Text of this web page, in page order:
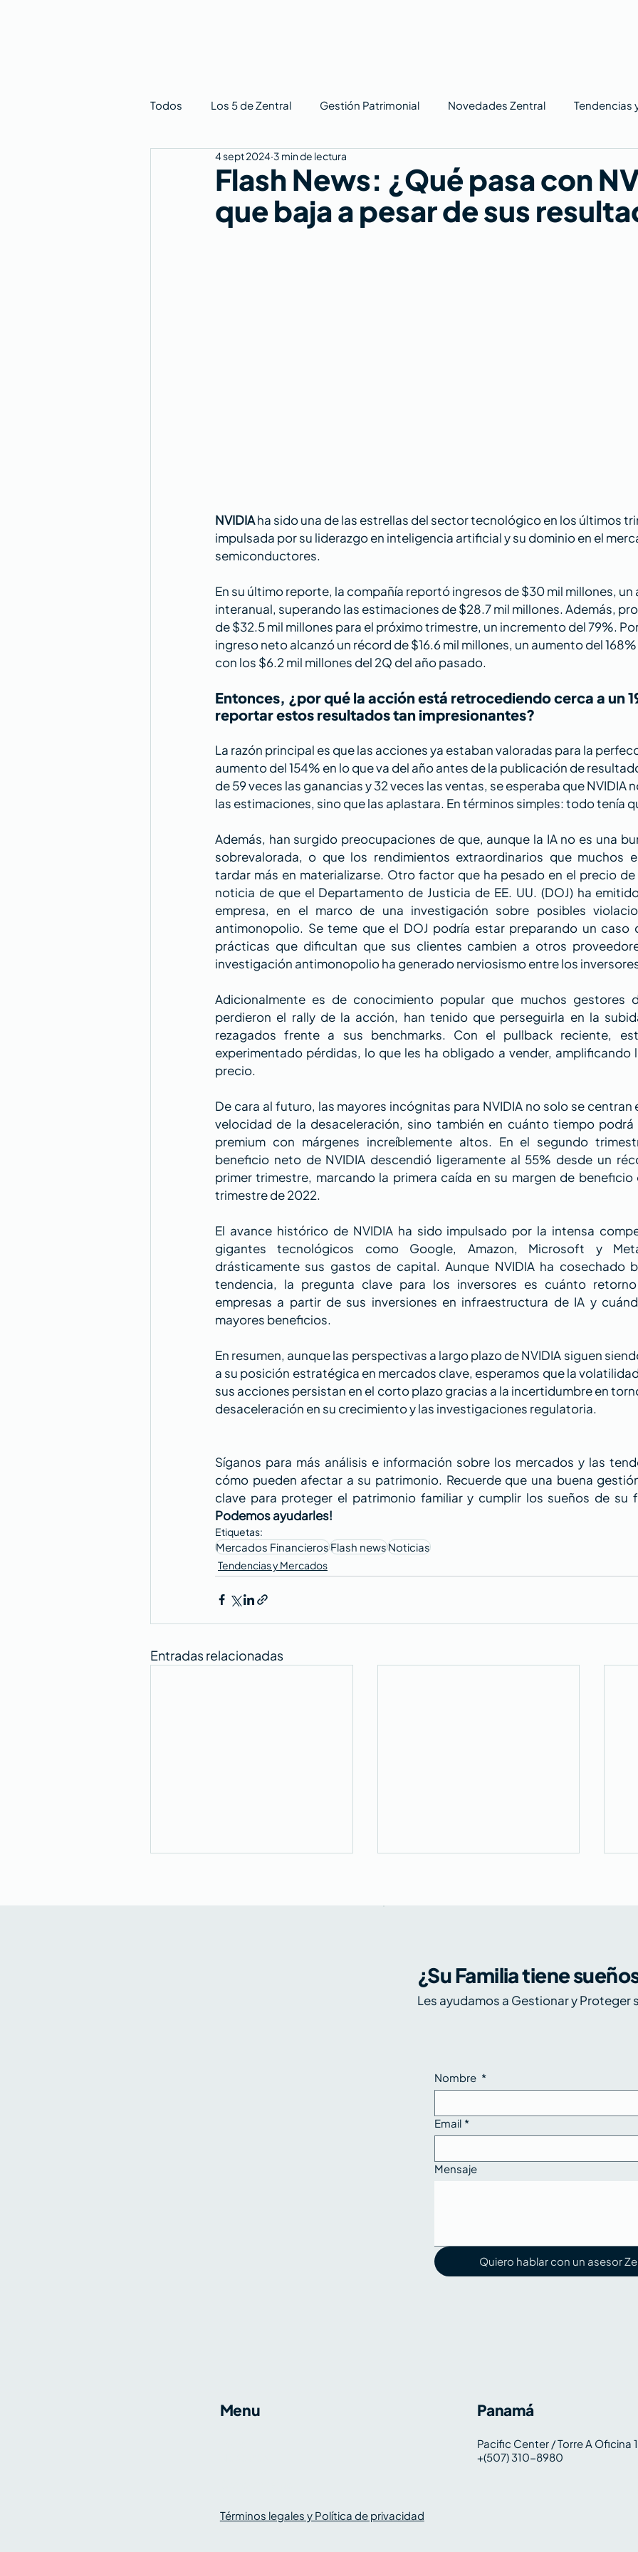
Todos Los 5 de Zentral Gestión Patrimonial Novedades Zentral Tendencias
Flash News: ¿Qué pasa con
que baja a pesar de sus
4 sept 2024 3 min de lectura
NVIDIA ha sido una de las estrellas del sector tecnológico en los últimos
impulsada por su liderazgo en inteligencia artificial y su dominio en el
semiconductores.
En su último reporte, la compañía reportó ingresos de $30 mil millones, un
interanual, superando las estimaciones de $28.7 mil millones. Además,
de $32.5 mil millones para el próximo trimestre, un incremento del 79%.
ingreso neto alcanzó un récord de $16.6 mil millones, un aumento del
con los $6.2 mil millones del 2Q del año pasado.
Entonces, ¿por qué la acción está retrocediendo cerca a un
reportar estos resultados tan impresionantes?
La razón principal es que las acciones ya estaban valoradas para la
aumento del 154% en lo que va del año antes de la publicación de
de 59 veces las ganancias y 32 veces las ventas, se esperaba que NVIDIA
las estimaciones, sino que las aplastara. En términos simples: todo tenía
Además, han surgido preocupaciones de que, aunque la IA no es una
sobrevalorada, o que los rendimientos extraordinarios que muchos
tardar más en materializarse. Otro factor que ha pesado en el precio
noticia de que el Departamento de Justicia de EE. UU. (DOJ) ha
empresa, en el marco de una investigación sobre posibles
antimonopolio. Se teme que el DOJ podría estar preparando un caso
prácticas que dificultan que sus clientes cambien a otros
investigación antimonopolio ha generado nerviosismo entre los
Adicionalmente es de conocimiento popular que muchos gestores
perdieron el rally de la acción, han tenido que perseguirla en la
rezagados frente a sus benchmarks. Con el pullback reciente,
experimentado pérdidas, lo que les ha obligado a vender, amplificando
precio.
De cara al futuro, las mayores incógnitas para NVIDIA no solo se centran
velocidad de la desaceleración, sino también en cuánto tiempo podrá
premium con márgenes increíblemente altos. En el segundo
beneficio neto de NVIDIA descendió ligeramente al 55% desde un
primer trimestre, marcando la primera caída en su margen de
trimestre de 2022.
El avance histórico de NVIDIA ha sido impulsado por la intensa
gigantes tecnológicos como Google, Amazon, Microsoft y
drásticamente sus gastos de capital. Aunque NVIDIA ha cosechado
tendencia, la pregunta clave para los inversores es cuánto
empresas a partir de sus inversiones en infraestructura de IA y
mayores beneficios.
En resumen, aunque las perspectivas a largo plazo de NVIDIA siguen
a su posición estratégica en mercados clave, esperamos que la
sus acciones persistan en el corto plazo gracias a la incertidumbre en
desaceleración en su crecimiento y las investigaciones regulatoria.
Síganos para más análisis e información sobre los mercados y las
cómo pueden afectar a su patrimonio. Recuerde que una buena
clave para proteger el patrimonio familiar y cumplir los sueños de su
Podemos ayudarles!
Etiquetas:
Mercados FinancierosFlash newsNoticias
Tendencias y Mercados
Entradas relacionadas
Tarifas en EE. UU.: un
nuevo frente de
¿Su Familia tiene
Nombre *
Email *
Mensaje
Quiero hablar con un asesor
Les ayudamos a Gestionar y
Menu
Términos legales y Política de privacidad
Panamá
Pacific Center / Torre A Oficina
+(507) 310-8980